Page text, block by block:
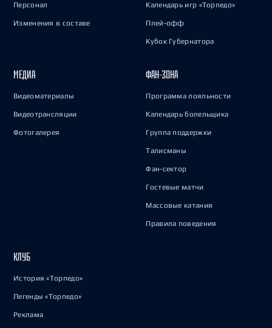
Персонал
Изменения в составе
Календарь игр «Торпедо»
Плей-офф
Кубок Губернатора
МЕДИА
Видеоматериалы
Видеотрансляции
Фотогалерея
ФАН-ЗОНА
Программа лояльности
Календарь болельщика
Группа поддержки
Талисманы
Фан-сектор
Гостевые матчи
Массовые катания
Правила поведения
КЛУБ
История «Торпедо»
Легенды «Торпедо»
Реклама